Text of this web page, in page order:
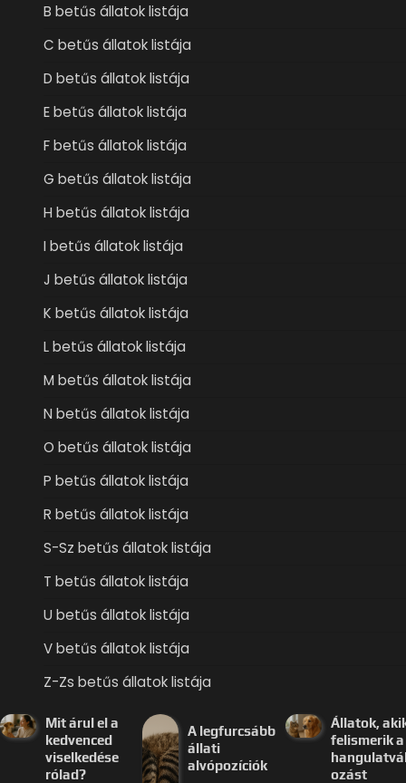
B betűs állatok listája
C betűs állatok listája
D betűs állatok listája
E betűs állatok listája
F betűs állatok listája
G betűs állatok listája
H betűs állatok listája
I betűs állatok listája
J betűs állatok listája
K betűs állatok listája
L betűs állatok listája
M betűs állatok listája
N betűs állatok listája
O betűs állatok listája
P betűs állatok listája
R betűs állatok listája
S-Sz betűs állatok listája
T betűs állatok listája
U betűs állatok listája
V betűs állatok listája
Z-Zs betűs állatok listája
Mit árul el a
kedvenced
viselkedése
rólad?
A legfurcsább
állati
alvópozíciók
Állatok,
felismerik a
ozást